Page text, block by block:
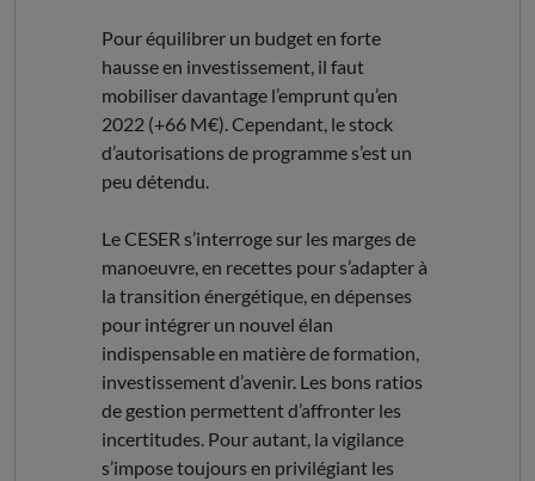
Pour équilibrer un budget en forte
hausse en investissement, il faut
mobiliser davantage l’emprunt qu’en
2022 (+66 M€). Cependant, le stock
d’autorisations de programme s’est un
peu détendu.
Le CESER s’interroge sur les marges de
manoeuvre, en recettes pour s’adapter à
la transition énergétique, en dépenses
pour intégrer un nouvel élan
indispensable en matière de formation,
investissement d’avenir. Les bons ratios
de gestion permettent d’affronter les
incertitudes. Pour autant, la vigilance
s’impose toujours en privilégiant les